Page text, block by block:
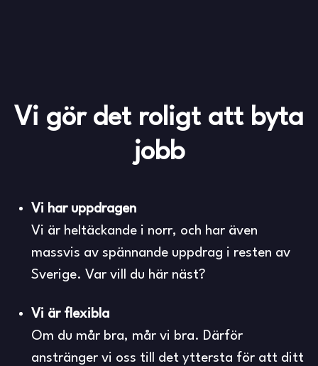
Vi gör det roligt att byta
jobb
Vi har uppdragen
Vi är heltäckande i norr, och har även
massvis av spännande uppdrag i resten av
Sverige. Var vill du här näst?
Vi är flexibla
Om du mår bra, mår vi bra. Därför
anstränger vi oss till det yttersta för att ditt